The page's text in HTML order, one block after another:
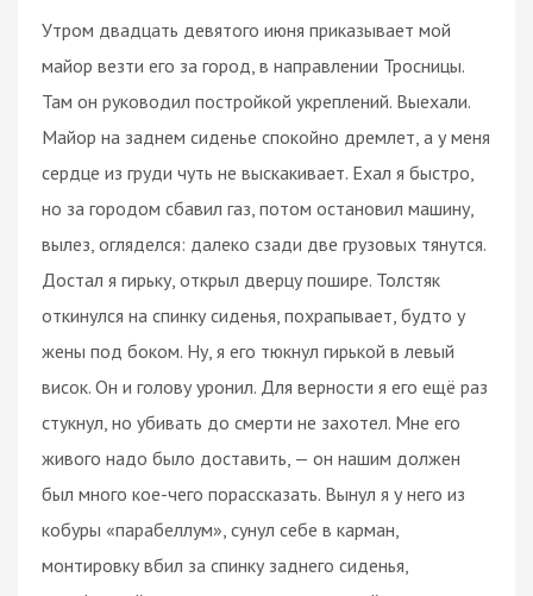
Утром двадцать девятого июня приказывает мой
майор везти его за город, в направлении Тросницы.
Там он руководил постройкой укреплений. Выехали.
Майор на заднем сиденье спокойно дремлет, а у меня
сердце из груди чуть не выскакивает. Ехал я быстро,
но за городом сбавил газ, потом остановил машину,
вылез, огляделся: далеко сзади две грузовых тянутся.
Достал я гирьку, открыл дверцу пошире. Толстяк
откинулся на спинку сиденья, похрапывает, будто у
жены под боком. Ну, я его тюкнул гирькой в левый
висок. Он и голову уронил. Для верности я его ещё раз
стукнул, но убивать до смерти не захотел. Мне его
живого надо было доставить, — он нашим должен
был много кое-чего порассказать. Вынул я у него из
кобуры «парабеллум», сунул себе в карман,
монтировку вбил за спинку заднего сиденья,